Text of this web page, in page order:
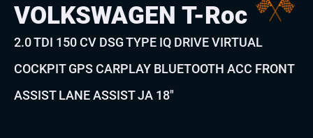
VOLKSWAGEN T-Roc
2.0 TDI 150 CV DSG TYPE IQ DRIVE VIRTUAL
COCKPIT GPS CARPLAY BLUETOOTH ACC FRONT
ASSIST LANE ASSIST JA 18″